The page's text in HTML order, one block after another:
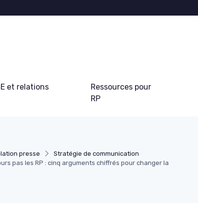
et relations
Ressources pour
RP
presse
Stratégie de communication
pas les RP : cinq arguments chiffrés pour changer la